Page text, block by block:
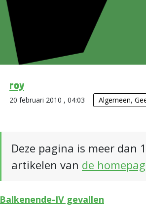
roy
20 februari 2010 , 04:03 Algemeen,
Deze pagina is meer dan
artikelen van de
Balkenende-IV gevallen